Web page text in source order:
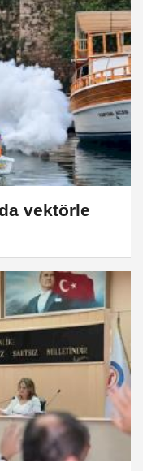
vektörle